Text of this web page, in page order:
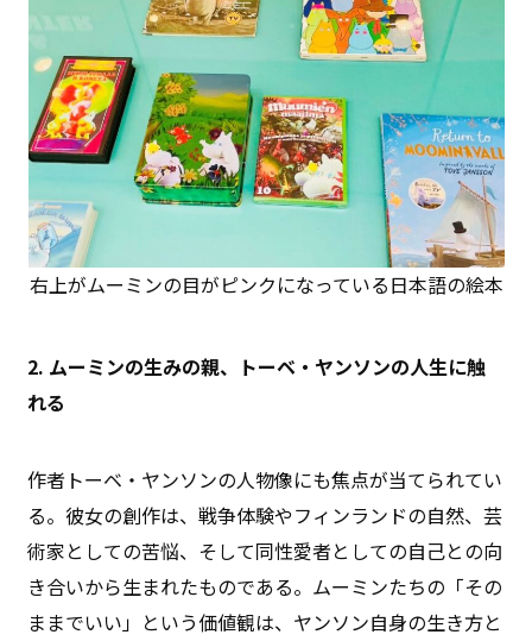
右上がムーミンの目がピンクになっている日本語の絵本
2. ムーミンの生みの親、トーベ・ヤンソンの人生に触
れる
作者トーベ・ヤンソンの人物像にも焦点が当てられてい
る。彼女の創作は、戦争体験やフィンランドの自然、芸
術家としての苦悩、そして同性愛者としての自己との向
き合いから生まれたものである。ムーミンたちの「その
ままでいい」という価値観は、ヤンソン自身の生き方と